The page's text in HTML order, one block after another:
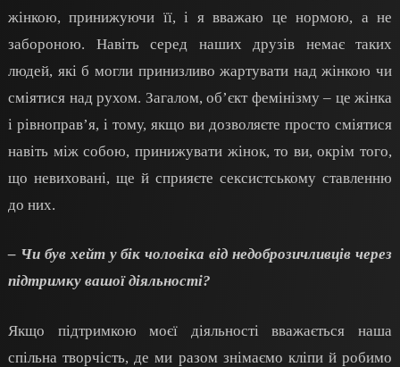
жінкою, принижуючи її, і я вважаю це нормою, а не
забороною. Навіть серед наших друзів немає таких
людей, які б могли принизливо жартувати над жінкою чи
сміятися над рухом. Загалом, об’єкт фемінізму – це жінка
і рівноправ’я, і тому, якщо ви дозволяєте просто сміятися
навіть між собою, принижувати жінок, то ви, окрім того,
що невиховані, ще й сприяєте сексистському ставленню
до них.
– Чи був хейт у бік чоловіка від недоброзичливців через
підтримку вашої діяльності?
Якщо підтримкою моєї діяльності вважається наша
спільна творчість, де ми разом знімаємо кліпи й робимо